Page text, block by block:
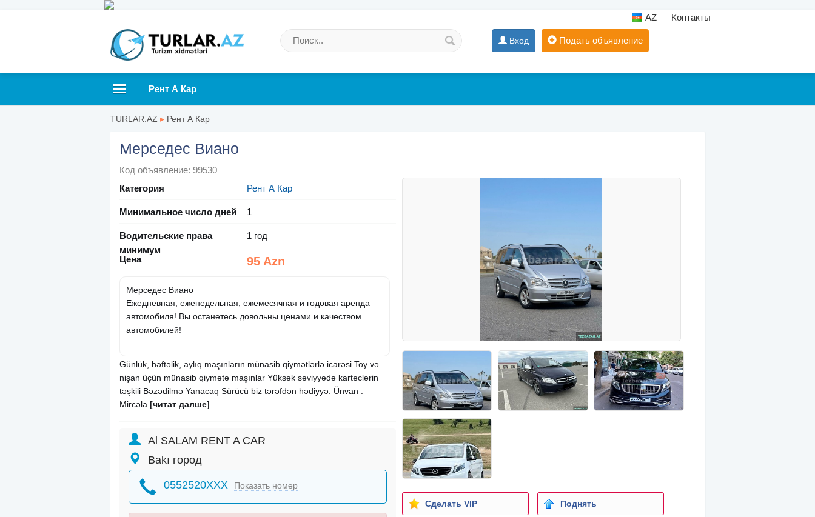
AZ Контакты
Вход Подать объявление
Рент А Кар
TURLAR.AZ ▸ Рент А Кар
Мерседес Виано
Код объявление: 99530
Категория
Рент А Кар
Минимальное число дней 1
Водительские права
минимум
1 год
Цена 95 Azn
Мерседес Виано
Ежедневная, еженедельная, ежемесячная и годовая аренда
автомобиля! Вы останетесь довольны ценами и качеством
автомобилей!
Günlük, həftəlik, aylıq maşınların münasib qiymətlərlə icarəsi.Toy və
nişan üçün münasib qiymətə maşınlar Yüksək səviyyədə karteclərin
təşkili Bəzədilmə Yanacaq Sürücü biz tərəfdən hədiyyə. Ünvan :
Mircəla [читат далше]
Al SALAM RENT A CAR
Bakı город
0552520XXX Показать номер
Сделать VIP Поднять